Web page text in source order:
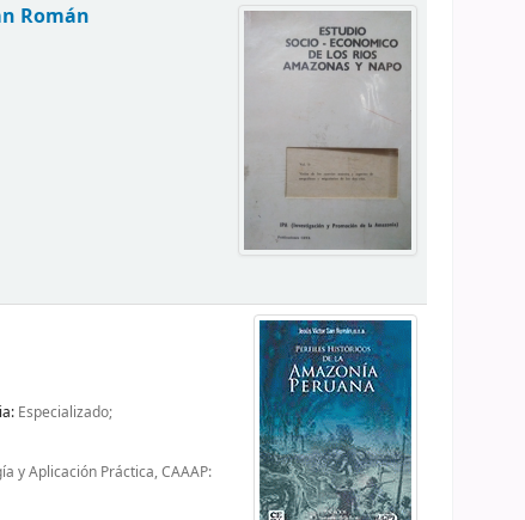
Román
Especializado;
y Aplicación Práctica, CAAAP: